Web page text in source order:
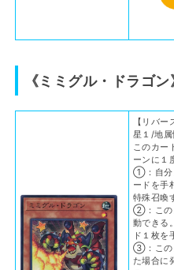
《ミミグル・ドラゴン
【リバー
星１/地
このカ
ーンに１
①：自分
ードを手
特殊召喚
②：この
動できる
ド１枚を
③：この
た場合に